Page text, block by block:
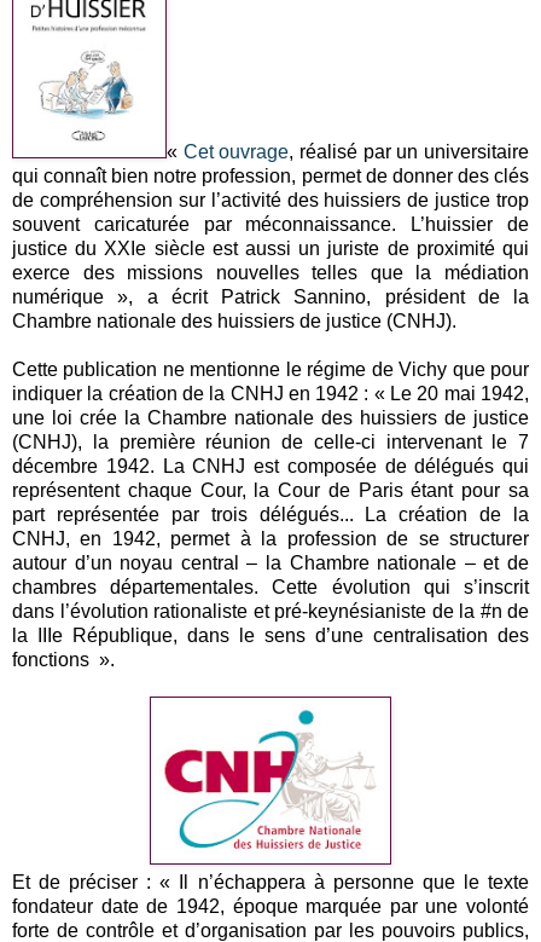
« Cet ouvrage, réalisé par un universitaire
qui connaît bien notre profession, permet de donner des clés
de compréhension sur l’activité des huissiers de justice trop
souvent caricaturée par méconnaissance. L’huissier de
justice du XXIe siècle est aussi un juriste de proximité qui
exerce des missions nouvelles telles que la médiation
numérique », a écrit Patrick Sannino, président de la
Chambre nationale des huissiers de justice (CNHJ).
Cette publication ne mentionne le régime de Vichy que pour
indiquer la création de la CNHJ en 1942 : « Le 20 mai 1942,
une loi crée la Chambre nationale des huissiers de justice
(CNHJ), la première réunion de celle-ci intervenant le 7
décembre 1942. La CNHJ est composée de délégués qui
représentent chaque Cour, la Cour de Paris étant pour sa
part représentée par trois délégués... La création de la
CNHJ, en 1942, permet à la profession de se structurer
autour d’un noyau central – la Chambre nationale – et de
chambres départementales. Cette évolution qui s’inscrit
dans l’évolution rationaliste et pré-keynésianiste de la #n de
la IIIe République, dans le sens d’une centralisation des
fonctions ».
Et de préciser : « Il n’échappera à personne que le texte
fondateur date de 1942, époque marquée par une volonté
forte de contrôle et d’organisation par les pouvoirs publics,